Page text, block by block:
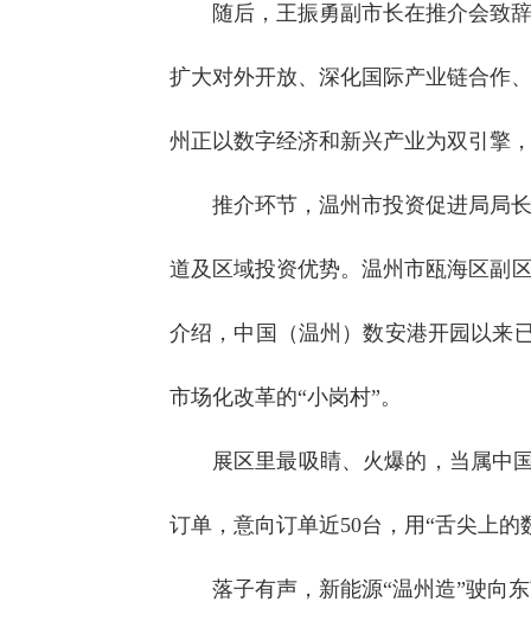
随后，王振勇副市长在推介会致
扩大对外开放、深化国际产业链合作
州正以数字经济和新兴产业为双引擎
推介环节，温州市投资促进局局
道及区域投资优势。温州市瓯海区副
介绍，中国（温州）数安港开园以来
市场化改革的“小岗村”。
展区里最吸睛、火爆的，当属中
订单，意向订单近50台，用“舌尖上
落子有声，新能源“温州造”驶向